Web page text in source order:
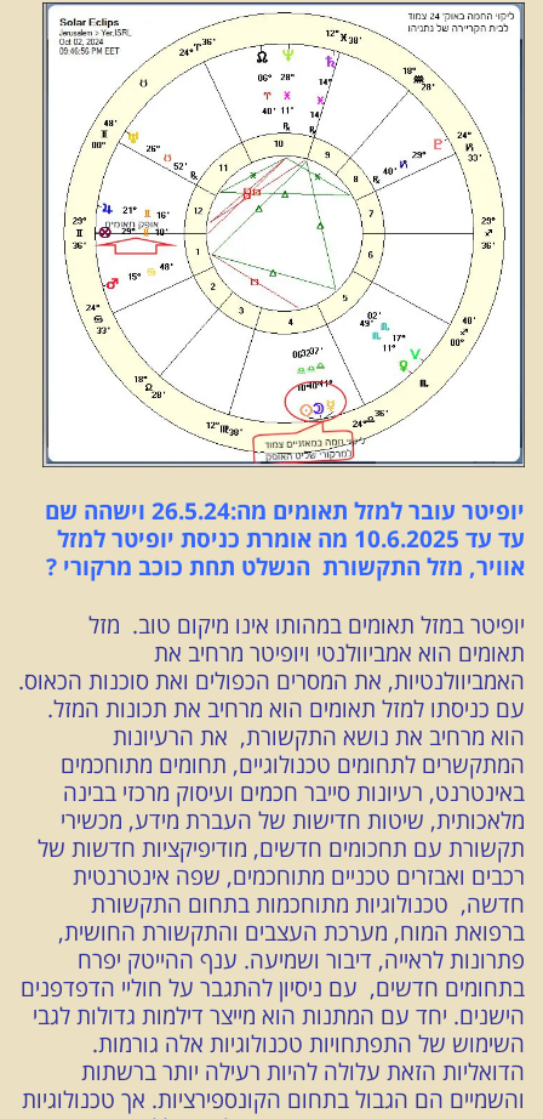
יופיטר עובר למזל תאומים מה:26.5.24 וישהה שם
עד עד 10.6.2025 מה אומרת כניסת יופיטר למזל
אוויר, מזל התקשורת הנשלט תחת כוכב מרקורי ?
יופיטר במזל תאומים במהותו אינו מיקום טוב. מזל
תאומים הוא אמביוולנטי ויופיטר מרחיב את
האמביוולנטיות, את המסרים הכפולים ואת סוכנות הכאוס.
עם כניסתו למזל תאומים הוא מרחיב את תכונות המזל.
הוא מרחיב את נושא התקשורת, את הרעיונות
המתקשרים לתחומים טכנולוגיים, תחומים מתוחכמים
באינטרנט, רעיונות סייבר חכמים ועיסוק מרכזי בבינה
מלאכותית, שיטות חדישות של העברת מידע, מכשירי
תקשורת עם תחכומים חדשים, מודיפיקציות חדשות של
רכבים ואבזרים טכניים מתוחכמים, שפה אינטרנטית
חדשה, טכנולוגיות מתוחכמות בתחום התקשורת
ברפואת המוח, מערכת העצבים והתקשורת החושית,
פתרונות לראייה, דיבור ושמיעה. ענף ההייטק יפרח
בתחומים חדשים, עם ניסיון להתגבר על חוליי הדפדפנים
הישנים. יחד עם המתנות הוא מייצר דילמות גדולות לגבי
השימוש של התפתחויות טכנולוגיות אלה גורמות.
הדואליות הזאת עלולה להיות רעילה יותר ברשתות
והשמיים הם הגבול בתחום הקונספירציות. אך טכנולוגיות